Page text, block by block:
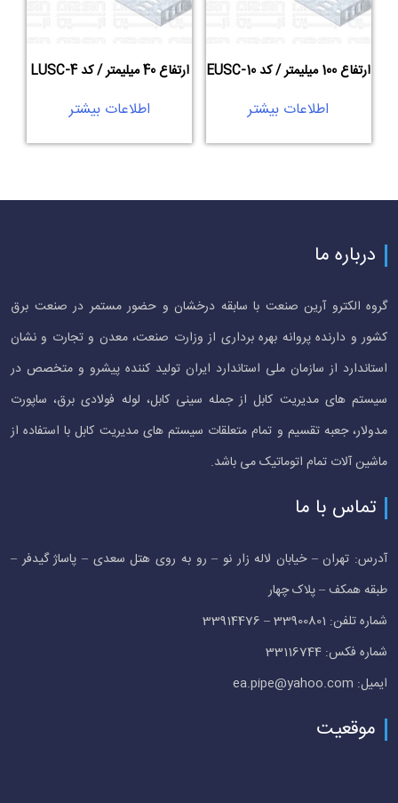
ارتفاع 100 میلیمتر / کد EUSC-10
اطلاعات بیشتر
ارتفاع 40 میلیمتر / کد LUSC-4
اطلاعات بیشتر
درباره ما
گروه الکترو آرین صنعت با سابقه درخشان و حضور مستمر در صنعت برق
کشور و دارنده پروانه بهره برداری از وزارت صنعت، معدن و تجارت و نشان
استاندارد از سازمان ملی استاندارد ایران تولید کننده پیشرو و متخصص در
سیستم های مدیریت کابل از جمله سینی کابل، لوله فولادی برق، ساپورت
مدولار، جعبه تقسیم و تمام متعلقات سیستم های مدیریت کابل با استفاده از
ماشین آلات تمام اتوماتیک می باشد.
تماس با ما
آدرس: تهران – خیابان لاله زار نو – رو به روی هتل سعدی – پاساژ گیدفر –
طبقه همکف – پلاک چهار
شماره تلفن: 33900801 – 33914476
شماره فکس: 33116744
ایمیل: ea.pipe@yahoo.com
موقعیت